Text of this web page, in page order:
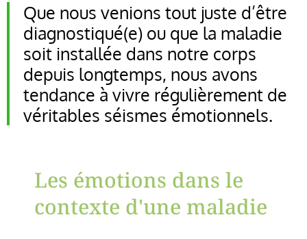
Que nous venions tout juste d’être
diagnostiqué(e) ou que la maladie
soit installée dans notre corps
depuis longtemps, nous avons
tendance à vivre régulièrement de
véritables séismes émotionnels.
Les émotions dans le
contexte d'une maladie